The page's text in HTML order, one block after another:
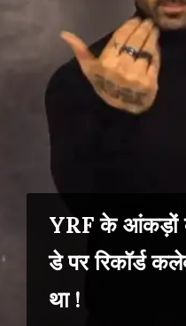
YRF के आंकड़ों
डे पर रिकॉर्ड
था !